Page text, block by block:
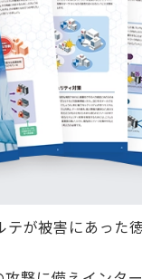
が被害にあった